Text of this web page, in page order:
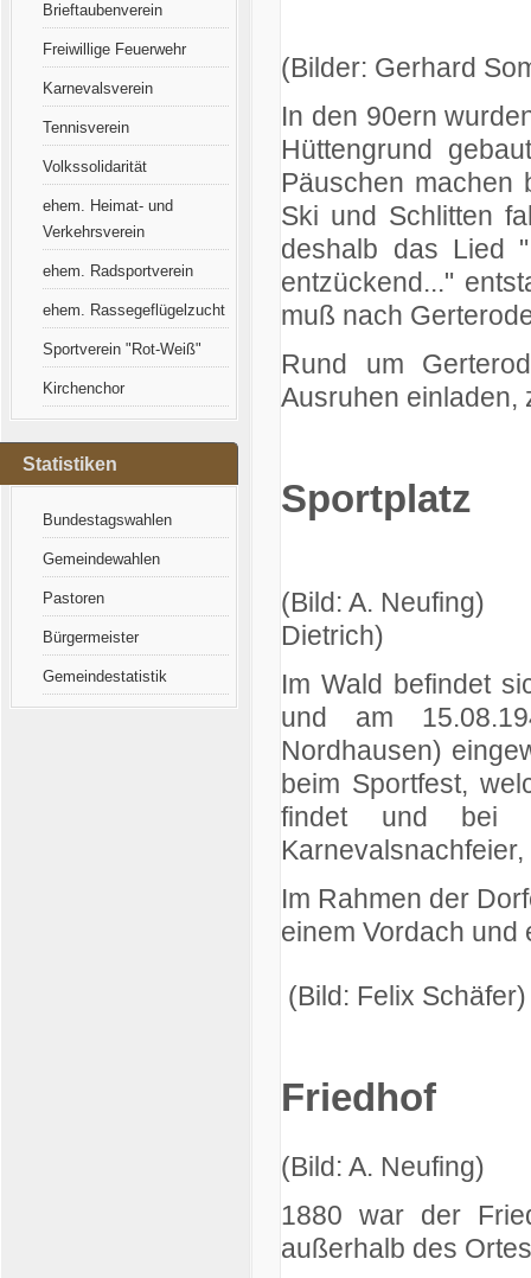
Brieftaubenverein
Freiwillige Feuerwehr
Karnevalsverein
Tennisverein
Volkssolidarität
ehem. Heimat- und
Verkehrsverein
ehem. Radsportverein
ehem. Rassegeflügelzucht
Sportverein "Rot-Weiß"
Kirchenchor
Statistiken
Bundestagswahlen
Gemeindewahlen
Pastoren
Bürgermeister
Gemeindestatistik
(Bilder: Gerhard
In den 90ern
Hüttengrund gebaut
Päuschen machen
Ski und Schlitten
deshalb das Lied
entzückend..."
muß nach
Rund um
Ausruhen einladen,
Sportplatz
(Bild: A.
Dietrich)
Im Wald befindet
und am
Nordhausen)
beim Sportfest,
findet und bei
Im Rahmen der
einem Vordach und
(Bild: Felix
Friedhof
(Bild: A. Neufing)
1880 war der
außerhalb des